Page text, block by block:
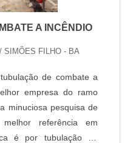
A INCÊNDIO
/ SIMÕES FILHO - BA
de combate a
empresa do ramo
minuciosa pesquisa de
referência em
é por tubulação de